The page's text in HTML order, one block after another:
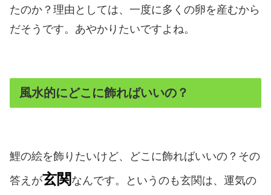
たのか？理由としては、一度に多くの卵を産むから
だそうです。あやかりたいですよね。
風水的にどこに飾ればいいの？
鯉の絵を飾りたいけど、どこに飾ればいいの？その
答えが玄関 なんです。というのも玄関は、運気の